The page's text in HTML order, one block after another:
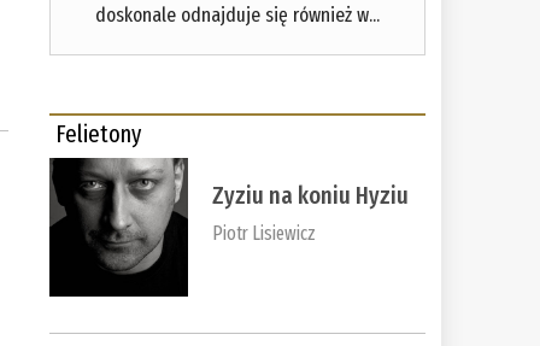
doskonale odnajduje się również w...
Felietony
Zyziu na koniu Hyziu
Piotr Lisiewicz